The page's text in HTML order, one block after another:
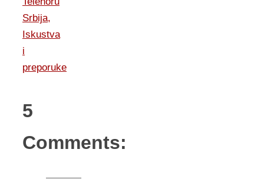
Srbija,
Iskustva
i
preporuke
5
Comments: